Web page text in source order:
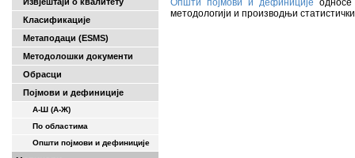
Класификације
Метаподаци (ESMS)
Методолошки документи
Обрасци
Појмови и дефиниције
А-Ш (A-Ж)
По областима
Општи појмови и дефиниције
Општи појмови и дефиниције
методологији и производњи